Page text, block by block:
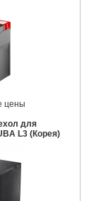
цены
для
L3 (Корея)